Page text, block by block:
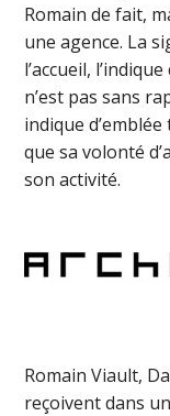
Romain de fait,
une agence. La
l’accueil,
n’est pas sans
indique
que sa volonté
son activité.
Romain Viault,
reçoivent dans